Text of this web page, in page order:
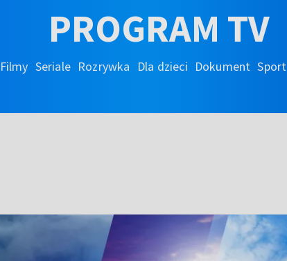
PROGRAM TV
Filmy Seriale Rozrywka Dla dzieci Dokument Sport